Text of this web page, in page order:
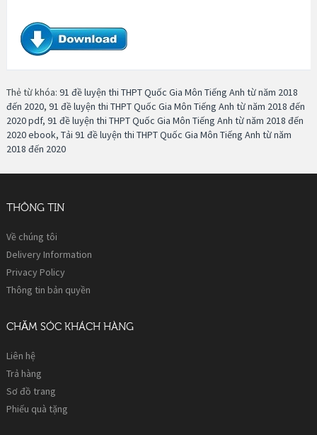
Thẻ từ khóa: 91 đề luyện thi THPT Quốc Gia Môn Tiếng Anh từ năm 2018
đến 2020, 91 đề luyện thi THPT Quốc Gia Môn Tiếng Anh từ năm 2018 đến
2020 pdf, 91 đề luyện thi THPT Quốc Gia Môn Tiếng Anh từ năm 2018 đến
2020 ebook, Tải 91 đề luyện thi THPT Quốc Gia Môn Tiếng Anh từ năm
2018 đến 2020
THÔNG TIN
Về chúng tôi
Delivery Information
Privacy Policy
Thông tin bản quyền
CHĂM SÓC KHÁCH HÀNG
Liên hệ
Trả hàng
Sơ đồ trang
Phiếu quà tặng